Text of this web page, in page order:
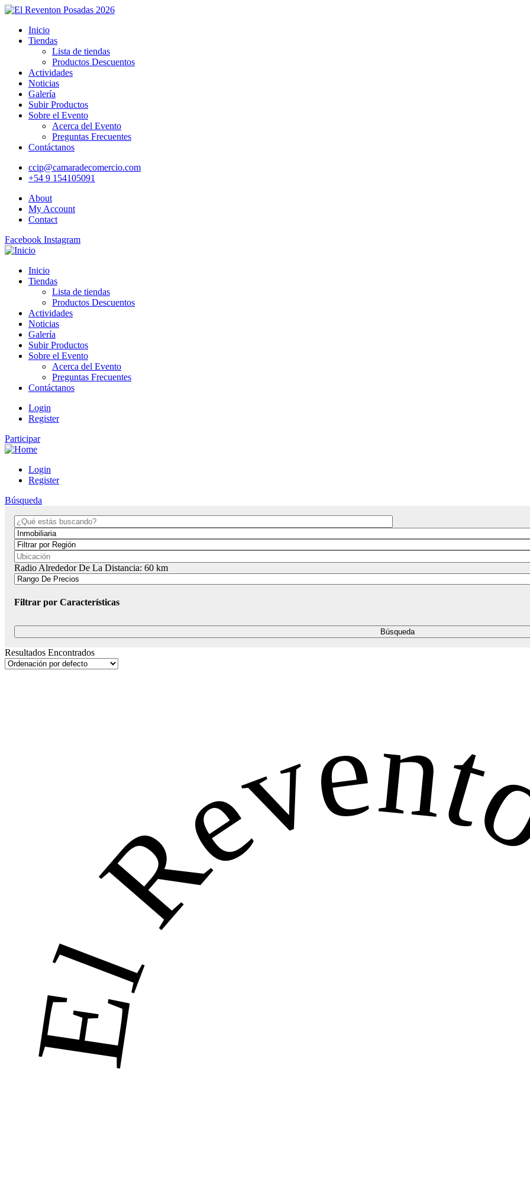
Inicio
Tiendas
Lista de tiendas
Productos Descuentos
Actividades
Noticias
Galería
Subir Productos
Sobre el Evento
Acerca del Evento
Preguntas Frecuentes
Contáctanos
ccip@camaradecomercio.com
+54 9 154105091
About
My Account
Contact
Facebook Instagram
Inicio
Tiendas
Lista de tiendas
Productos Descuentos
Actividades
Noticias
Galería
Subir Productos
Sobre el Evento
Acerca del Evento
Preguntas Frecuentes
Contáctanos
Login
Register
Participar
Login
Register
Búsqueda
Radio Alrededor De La Distancia: 60 km
Filtrar por Características
Resultados Encontrados
El